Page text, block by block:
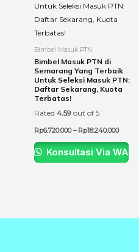
Bimbel Masuk PTN
Bimbel Masuk PTN di
Semarang Yang Terbaik
Untuk Seleksi Masuk PTN:
Daftar Sekarang, Kuota
Terbatas!
Rated 4.59 out of 5
Rp6.720.000 – Rp18.240.000
has
may
be
the
page
Konsultasi Via WA